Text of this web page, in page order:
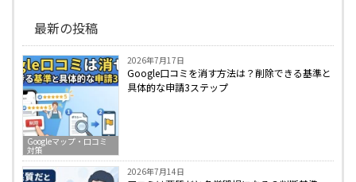
最新の投稿
Googleマップ・口コミ
対策
2026年7月17日
Google口コミを消す方法は？削除できる基準と
具体的な申請3ステップ
2026年7月14日